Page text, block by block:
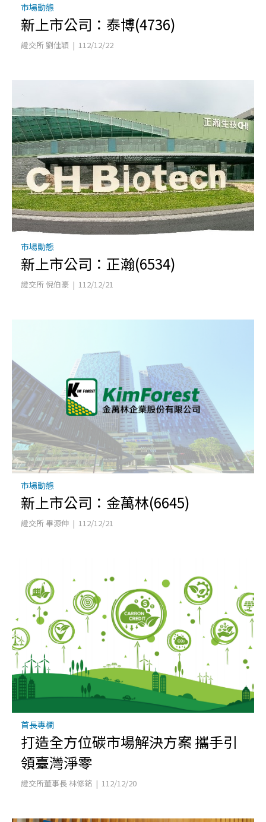
市場動態
新上市公司：泰博(4736)
證交所 劉佳穎 | 112/12/22
市場動態
新上市公司：正瀚(6534)
證交所 倪伯豪 | 112/12/21
市場動態
新上市公司：金萬林(6645)
證交所 畢源伸 | 112/12/21
首長專欄
打造全方位碳市場解決方案 攜手引
領臺灣淨零
證交所董事長 林修銘 | 112/12/20